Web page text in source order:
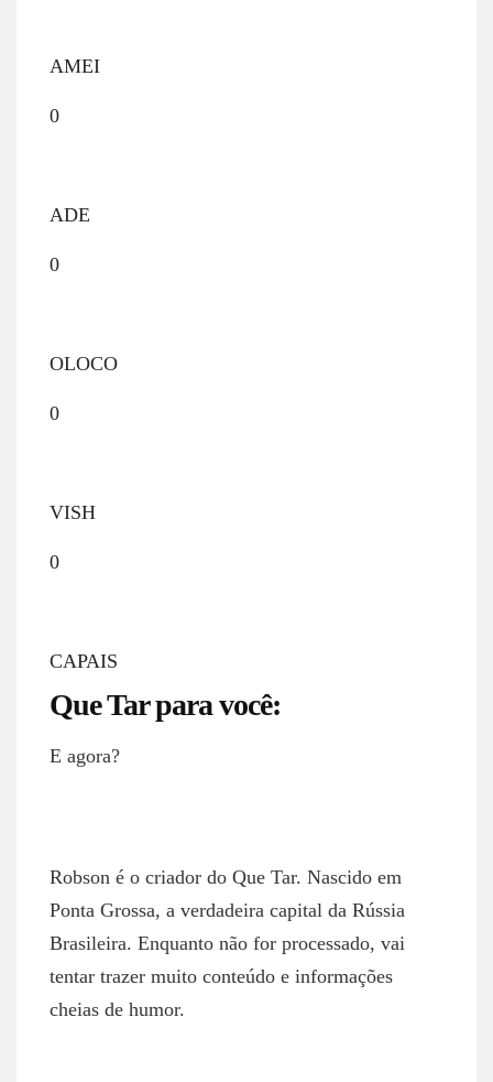
AMEI
0
ADE
0
OLOCO
0
VISH
0
CAPAIS
Que Tar para você:
E agora?
Robson é o criador do Que Tar. Nascido em
Ponta Grossa, a verdadeira capital da Rússia
Brasileira. Enquanto não for processado, vai
tentar trazer muito conteúdo e informações
cheias de humor.